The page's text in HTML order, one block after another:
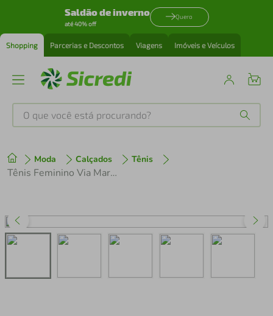
Saldão de inverno
até 40% off
Quero
Shopping Parcerias e Descontos Viagens Imóveis e Veículos
O que você está procurando?
Moda Calçados Tênis
Tênis Feminino Via Marte Chunky 339-002 Marfim/Cinnamon
1º tenis
perfume